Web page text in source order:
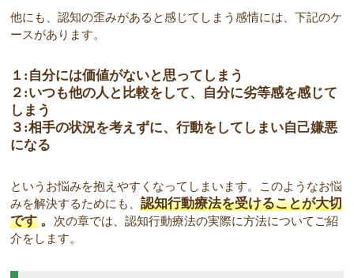
他にも、認知の歪みがあると感じてしまう感情には、下記のケ
ースがあります。
１:自分には価値がないと思ってしまう
２:いつも他の人と比較をして、自分に劣等感を感じて
しまう
３:相手の状況を考えずに、行動をしてしまい自己嫌悪
になる
というお悩みを抱えやすくなってしまいます。このようなお悩
みを解決するためにも、認知行動療法を受けることが大切
です 。
次の章では、認知行動療法の実際に方法についてご紹
介をします。